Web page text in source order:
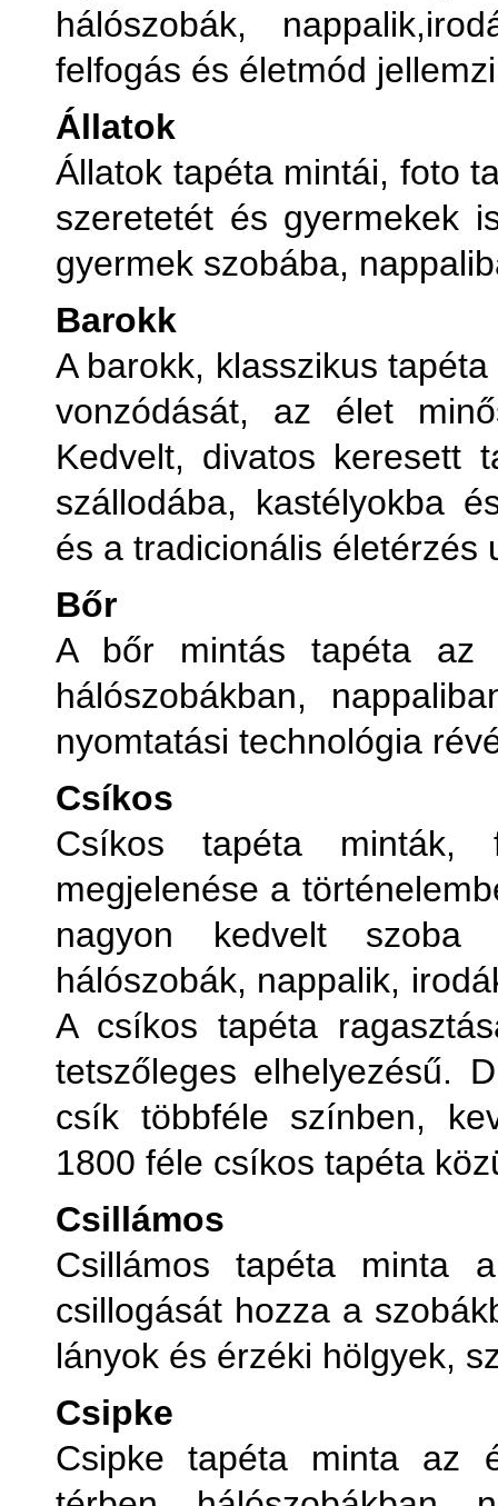
hálószobák,
felfogás és életmód
Állatok
Állatok tapéta mintái, foto
szeretetét és gyermekek
gyermek szobába,
Barokk
A barokk, klasszikus
vonzódását, az élet
Kedvelt, divatos keresett
szállodába, kastélyokba
és a tradicionális életérzés
Bőr
A bőr mintás tapéta az
hálószobákban,
nyomtatási technológia
Csíkos
Csíkos tapéta minták,
megjelenése a
nagyon kedvelt szoba
hálószobák, nappalik,
A csíkos tapéta
tetszőleges elhelyezésű.
csík többféle színben,
1800 féle csíkos tapéta
Csillámos
Csillámos tapéta minta
csillogását hozza a
lányok és érzéki hölgyek,
Csipke
Csipke tapéta minta az